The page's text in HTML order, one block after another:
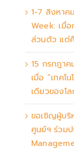
1-7 สิงหา
Week: เมื่
ส่วนตัว แต่
15 กรกฎา
เมื่อ “เทคโ
เดียวของโ
ขอเชิญผู้บริ
ศูนย์ฯ ร่วม